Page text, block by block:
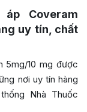
Coveram
uy tín, chất
5mg/10 mg được
nơi uy tín hàng
Nhà Thuốc